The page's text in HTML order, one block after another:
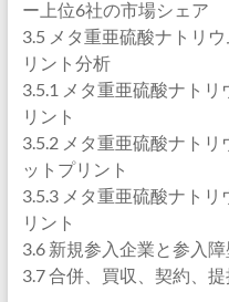
ー上位6社の市場シェア
3.5 メタ重亜硫酸ナトリ
リント分析
3.5.1 メタ重亜硫酸ナト
リント
3.5.2 メタ重亜硫酸ナト
ットプリント
3.5.3 メタ重亜硫酸ナト
リント
3.6 新規参入企業と参入
3.7 合併、買収、契約、